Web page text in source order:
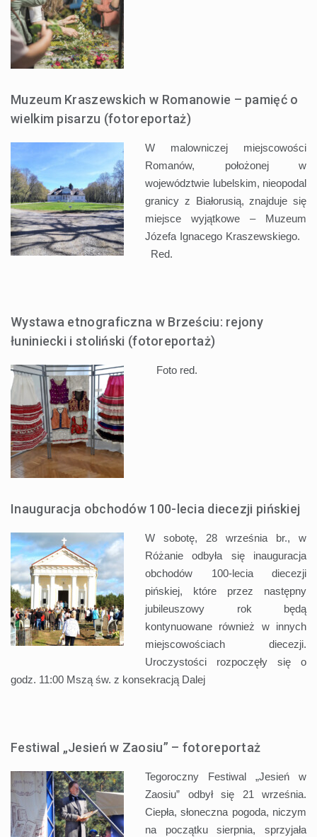
Muzeum Kraszewskich w Romanowie – pamięć o
wielkim pisarzu (fotoreportaż)
W malowniczej miejscowości
Romanów, położonej w
województwie lubelskim, nieopodal
granicy z Białorusią, znajduje się
miejsce wyjątkowe – Muzeum
Józefa Ignacego Kraszewskiego.
Red.
Wystawa etnograficzna w Brześciu: rejony
łuniniecki i stoliński (fotoreportaż)
Foto red.
Inauguracja obchodów 100-lecia diecezji pińskiej
W sobotę, 28 września br., w
Różanie odbyła się inauguracja
obchodów 100-lecia diecezji
pińskiej, które przez następny
jubileuszowy rok będą
kontynuowane również w innych
miejscowościach diecezji.
Uroczystości rozpoczęły się o
godz. 11:00 Mszą św. z konsekracją Dalej
Festiwal „Jesień w Zaosiu” – fotoreportaż
Tegoroczny Festiwal „Jesień w
Zaosiu” odbył się 21 września.
Ciepła, słoneczna pogoda, niczym
na początku sierpnia, sprzyjała